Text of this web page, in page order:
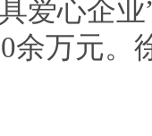
爱心企
余万元。